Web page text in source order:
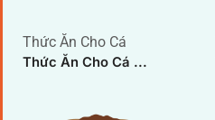
Thức Ăn Cho Cá
Thức Ăn Cho Cá ...